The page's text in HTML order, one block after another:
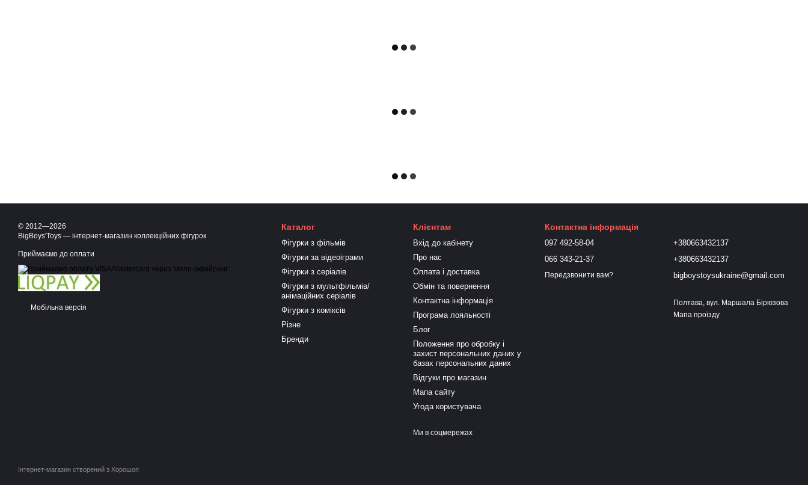
© 2012—2026
BigBoys'Toys — інтернет-магазин коллекційних фігурок
Приймаємо до оплати
Мобільна версія
Інтернет-магазин створений з Хорошоп
Каталог
Фігурки з фільмів
Фігурки за відеоіграми
Фігурки з серіалів
Фігурки з мультфільмів/
анімаційних серіалів
Фігурки з коміксів
Різне
Бренди
Клієнтам
Вхід до кабінету
Про нас
Оплата і доставка
Обмін та повернення
Контактна інформація
Програма лояльності
Блог
Положення про обробку і
захист персональних даних у
базах персональних даних
Відгуки про магазин
Мапа сайту
Угода користувача
Ми в соцмережах
Контактна інформація
097 492-58-04
066 343-21-37
Передзвонити вам?
+380663432137
+380663432137
bigboystoysukraine@gmail.com
Полтава, вул. Маршала Бірюзова
Мапа проїзду